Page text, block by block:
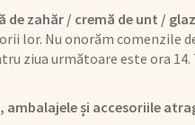
zahăr / cremă de unt /
lor. Nu onorăm
ziua următoare este ora
și accesoriile